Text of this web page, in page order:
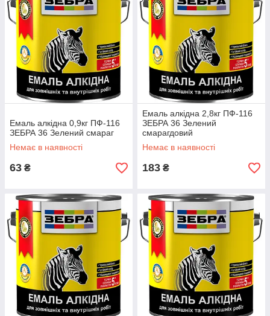
Емаль алкідна 0,9кг ПФ-116
ЗЕБРА 36 Зелений смараг
Немає в наявності
63 ₴
Емаль алкідна 2,8кг ПФ-116
ЗЕБРА 36 Зелений
смарагдовий
Немає в наявності
183 ₴